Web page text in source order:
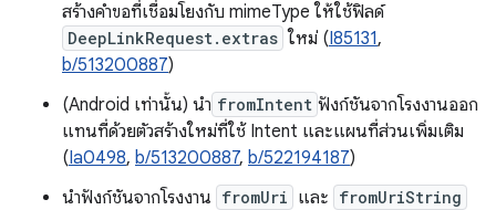
สร้างคำขอที่เชื่อมโยงกับ mimeType ให้ใช้ฟิลด์
DeepLinkRequest.extras ใหม่ (I85131,
b/513200887)
(Android เท่านั้น) นำ fromIntent ฟังก์ชันจากโรงงานออก
แทนที่ด้วยตัวสร้างใหม่ที่ใช้ Intent และแผนที่ส่วนเพิ่มเติม
(Ia0498, b/513200887, b/522194187)
นำฟังก์ชันจากโรงงาน fromUri และ fromUriString